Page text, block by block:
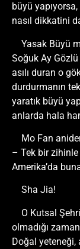
büyü
nasıl dikkatini
Yasak Büyü
Soğuk Ay Gözlü
asılı duran o
durdurmanın
yaratık büyü
anlarda hala
Mo Fan
– Tek bir
Amerika’da
Sha Jia!
O Kutsal
olmadığı
Doğal yeteneği,